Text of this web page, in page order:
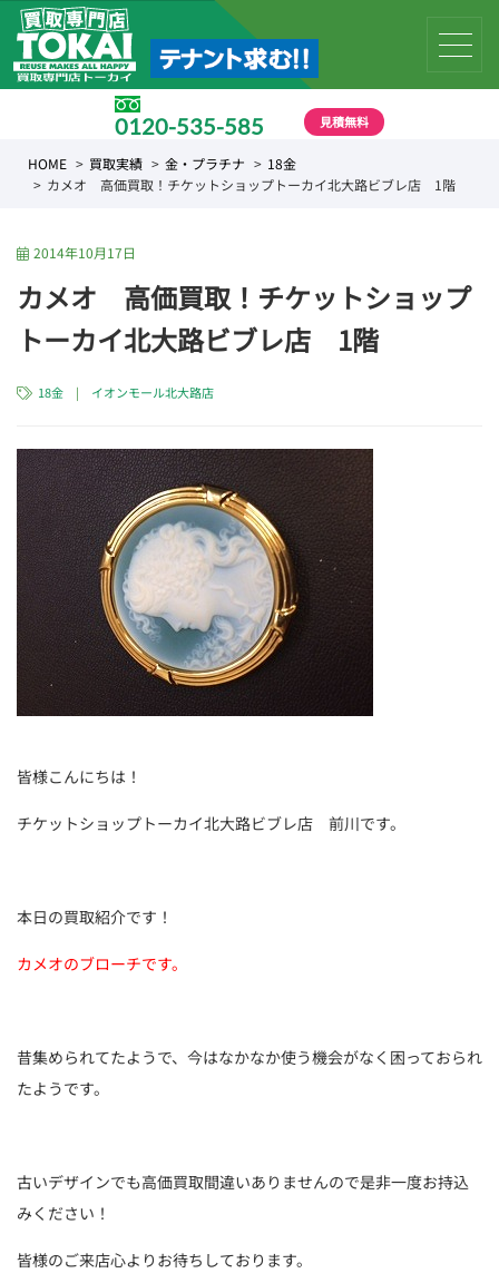
0120-535-585 見積無料
HOME 買取実績 金・プラチナ
18金
カメオ 高価買取！チケットショップトーカイ北大路ビブレ店 1階
2014年10月17日
カメオ 高価買取！チケットショップ
トーカイ北大路ビブレ店 1階
18金 | イオンモール北大路店
皆様こんにちは！
チケットショップトーカイ北大路ビブレ店 前川です。
本日の買取紹介です！
カメオのブローチです。
昔集められてたようで、今はなかなか使う機会がなく困っておられ
たようです。
古いデザインでも高価買取間違いありませんので是非一度お持込
みください！
皆様のご来店心よりお待ちしております。